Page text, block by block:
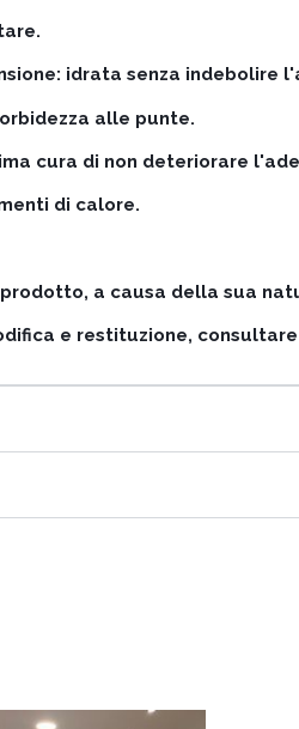
idrata senza indebolire
alle punte.
cura di non deteriorare
di calore.
a causa della sua
e restituzione,